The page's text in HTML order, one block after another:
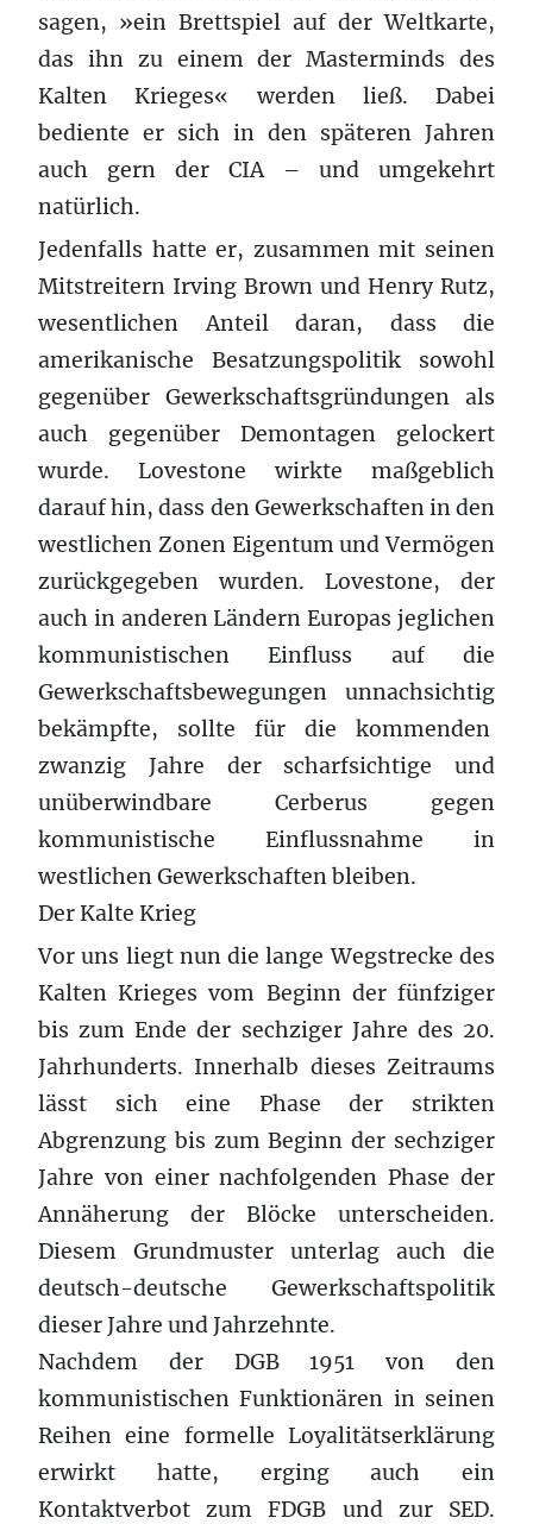
sagen, »ein Brettspiel auf der Weltkarte,
das ihn zu einem der Masterminds des
Kalten Krieges« werden ließ. Dabei
bediente er sich in den späteren Jahren
auch gern der CIA – und umgekehrt
natürlich.
Jedenfalls hatte er, zusammen mit seinen
Mitstreitern Irving Brown und Henry Rutz,
wesentlichen Anteil daran, dass die
amerikanische Besatzungspolitik sowohl
gegenüber Gewerkschaftsgründungen als
auch gegenüber Demontagen gelockert
wurde. Lovestone wirkte maßgeblich
darauf hin, dass den Gewerkschaften in den
westlichen Zonen Eigentum und Vermögen
zurückgegeben wurden. Lovestone, der
auch in anderen Ländern Europas jeglichen
kommunistischen Einfluss auf die
Gewerkschaftsbewegungen unnachsichtig
bekämpfte, sollte für die kommenden
zwanzig Jahre der scharfsichtige und
unüberwindbare Cerberus gegen
kommunistische Einflussnahme in
westlichen Gewerkschaften bleiben.
Der Kalte Krieg
Vor uns liegt nun die lange Wegstrecke des
Kalten Krieges vom Beginn der fünfziger
bis zum Ende der sechziger Jahre des 20.
Jahrhunderts. Innerhalb dieses Zeitraums
lässt sich eine Phase der strikten
Abgrenzung bis zum Beginn der sechziger
Jahre von einer nachfolgenden Phase der
Annäherung der Blöcke unterscheiden.
Diesem Grundmuster unterlag auch die
deutsch-deutsche Gewerkschaftspolitik
dieser Jahre und Jahrzehnte.
Nachdem der DGB 1951 von den
kommunistischen Funktionären in seinen
Reihen eine formelle Loyalitätserklärung
erwirkt hatte, erging auch ein
Kontaktverbot zum FDGB und zur SED.